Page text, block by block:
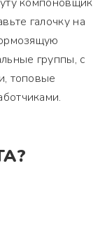
галочку на
группы, с
топовые